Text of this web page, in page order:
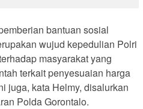
bantuan sosial
wujud kepedulian Polri
masyarakat yang
terkait penyesuaian harga
juga, kata Helmy, disalurkan
Polda Gorontalo.